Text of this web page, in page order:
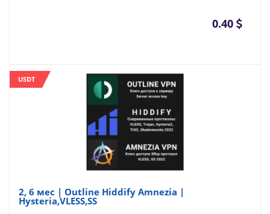
0.40
USDT
2, 6 мес | Outline Hiddify Amnezia |
Hysteria,VLESS,SS